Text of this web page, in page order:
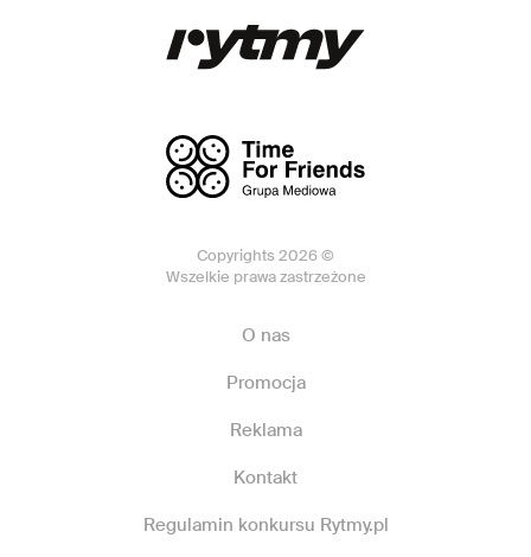
Copyrights 2026 ©
Wszelkie prawa zastrzeżone
O nas
Promocja
Reklama
Kontakt
Regulamin konkursu Rytmy.pl